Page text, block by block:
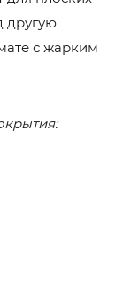
другую
с жарким